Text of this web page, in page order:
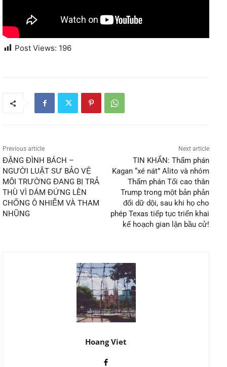
Post Views: 196
Previous article
ĐẶNG ĐÌNH BÁCH –
NGƯỜI LUẬT SƯ BẢO VỆ
MÔI TRƯỜNG ĐANG BỊ TRẢ
THÙ VÌ DÁM ĐỨNG LÊN
CHỐNG Ô NHIỄM VÀ THAM
NHŨNG
Next article
TIN KHẨN: Thẩm phán
Kagan “xé nát” Alito và nhóm
Thẩm phán Tối cao thân
Trump trong một bản phản
đối dữ dội, sau khi họ cho
phép Texas tiếp tục triển khai
kế hoạch gian lận bầu cử!
Hoang Viet